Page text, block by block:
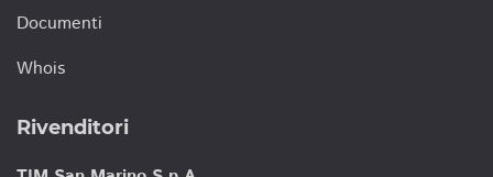
Documenti
Whois
Rivenditori